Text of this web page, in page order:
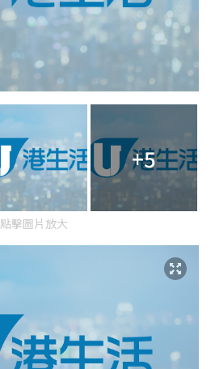
+5
點擊圖片放大